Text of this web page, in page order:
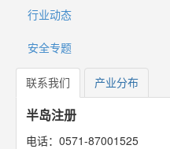
行业动态
安全专题
联系我们 产业分布
半岛注册
电话：0571-87001525